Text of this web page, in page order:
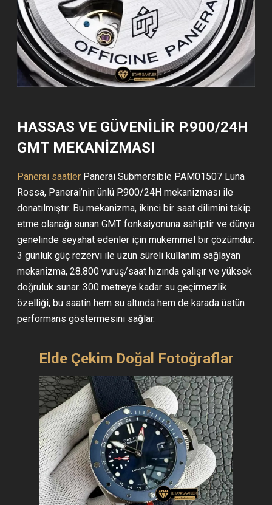
HASSAS VE GÜVENILIR P.900/24H
GMT MEKANIZMASI
Panerai saatler Panerai Submersible PAM01507 Luna
Rossa, Panerai’nin ünlü P.900/24H mekanizması ile
donatılmıştır. Bu mekanizma, ikinci bir saat dilimini takip
etme olanağı sunan GMT fonksiyonuna sahiptir ve dünya
genelinde seyahat edenler için mükemmel bir çözümdür.
3 günlük güç rezervi ile uzun süreli kullanım sağlayan
mekanizma, 28.800 vuruş/saat hızında çalışır ve yüksek
doğruluk sunar. 300 metreye kadar su geçirmezlik
özelliği, bu saatin hem su altında hem de karada üstün
performans göstermesini sağlar.
Elde Çekim Doğal Fotoğraflar